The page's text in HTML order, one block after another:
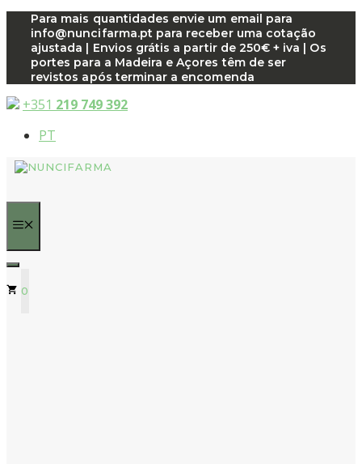
Saltar
para
conteúdo
Para mais quantidades envie um email para
info@nuncifarma.pt para receber uma cotação
ajustada | Envios grátis a partir de 250€ + iva | Os
portes para a Madeira e Açores têm de ser
revistos após terminar a encomenda
+351 219 749 392
PT
0